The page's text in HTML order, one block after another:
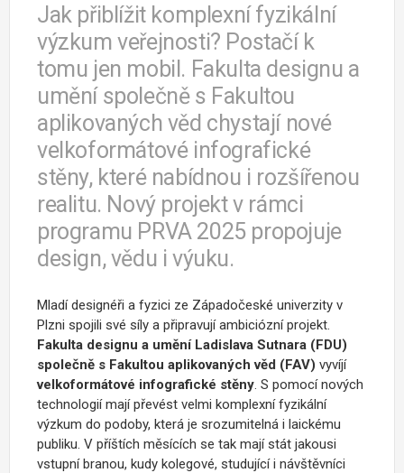
Jak přiblížit komplexní fyzikální
výzkum veřejnosti? Postačí k
tomu jen mobil. Fakulta designu a
umění společně s Fakultou
aplikovaných věd chystají nové
velkoformátové infografické
stěny, které nabídnou i rozšířenou
realitu. Nový projekt v rámci
programu PRVA 2025 propojuje
design, vědu i výuku.
Mladí designéři a fyzici ze Západočeské univerzity v
Plzni spojili své síly a připravují ambiciózní projekt.
Fakulta designu a umění Ladislava Sutnara (FDU)
společně s Fakultou aplikovaných věd (FAV) vyvíjí
velkoformátové infografické stěny. S pomocí nových
technologií mají převést velmi komplexní fyzikální
výzkum do podoby, která je srozumitelná i laickému
publiku. V příštích měsících se tak mají stát jakousi
vstupní branou, kudy kolegové, studující i návštěvníci